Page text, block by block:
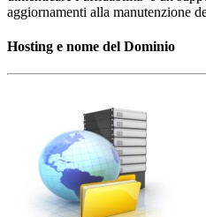
aggiornamenti alla manutenzione
Hosting e nome del Dominio